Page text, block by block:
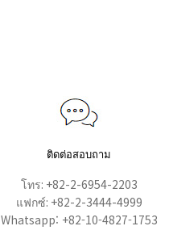
ติดต่อสอบถาม
โทร: +82-2-6954-2203
แฟกซ์: +82-2-3444-4999
Whatsapp: +82-10-4827-1753